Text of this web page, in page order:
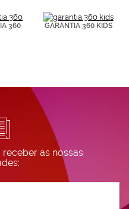
360 GARANTIA 360 KIDS
as nossas